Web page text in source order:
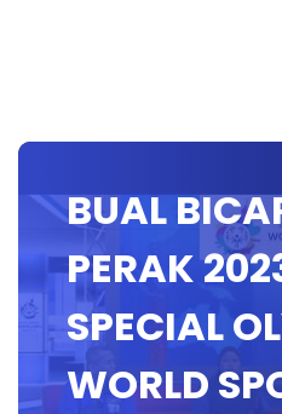
BUAL
PERAK
SPECIAL
WORLD